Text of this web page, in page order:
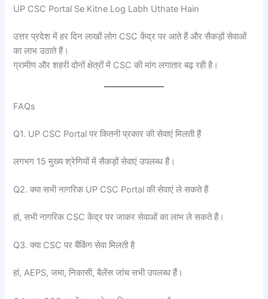
UP CSC Portal Se Kitne Log Labh Uthate Hain
उत्तर प्रदेश में हर दिन लाखों लोग CSC केंद्र पर आते हैं और सैकड़ों सेवाओं
का लाभ उठाते हैं।
ग्रामीण और शहरी दोनों क्षेत्रों में CSC की मांग लगातार बढ़ रही है।
FAQs
Q1. UP CSC Portal पर कितनी प्रकार की सेवाएं मिलती हैं
लगभग 15 मुख्य श्रेणियों में सैकड़ों सेवाएं उपलब्ध हैं।
Q2. क्या सभी नागरिक UP CSC Portal की सेवाएं ले सकते हैं
हां, सभी नागरिक CSC केंद्र पर जाकर सेवाओं का लाभ ले सकते हैं।
Q3. क्या CSC पर बैंकिंग सेवा मिलती है
हां, AEPS, जमा, निकासी, बैलेंस जांच सभी उपलब्ध हैं।